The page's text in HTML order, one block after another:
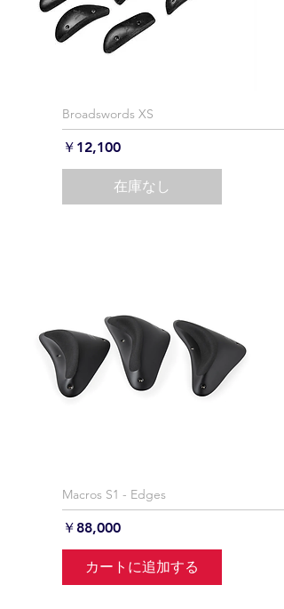
Broadswords XS
価格
￥12,100
在庫なし
Macros S1 - Edges
価格
￥88,000
カートに追加する